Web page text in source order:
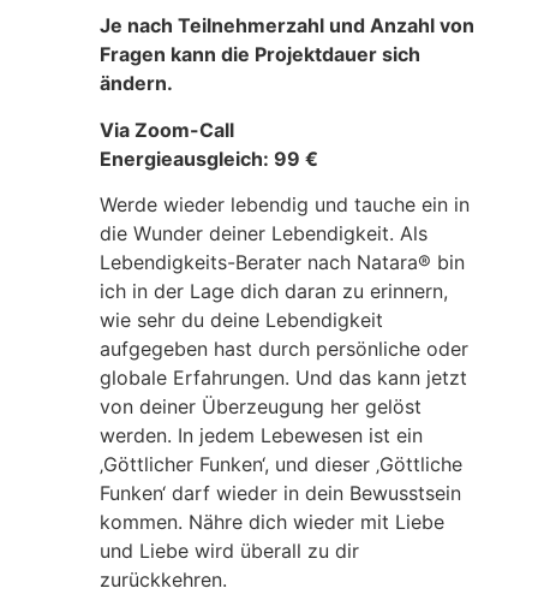
Je nach Teilnehmerzahl und Anzahl von
Fragen kann die Projektdauer sich
ändern.
Via Zoom-Call
Energieausgleich: 99 €
Werde wieder lebendig und tauche ein in
die Wunder deiner Lebendigkeit. Als
Lebendigkeits-Berater nach Natara® bin
ich in der Lage dich daran zu erinnern,
wie sehr du deine Lebendigkeit
aufgegeben hast durch persönliche oder
globale Erfahrungen. Und das kann jetzt
von deiner Überzeugung her gelöst
werden. In jedem Lebewesen ist ein
‚Göttlicher Funken‘, und dieser ‚Göttliche
Funken‘ darf wieder in dein Bewusstsein
kommen. Nähre dich wieder mit Liebe
und Liebe wird überall zu dir
zurückkehren.